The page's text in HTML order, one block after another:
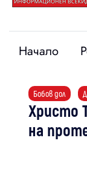
Начало
Бобов дол
Христо
на